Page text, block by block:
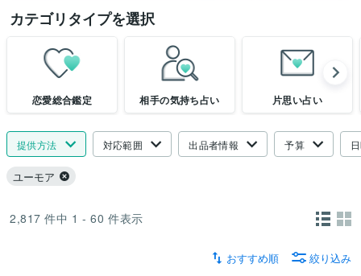
カテゴリタイプを選択
恋愛総合鑑定 相手の気持ち占い 片思い占い
提供方法 対応範囲 出品者情報 予算
ユーモア
2,817 件中 1 - 60 件表示
おすすめ順 絞り込み